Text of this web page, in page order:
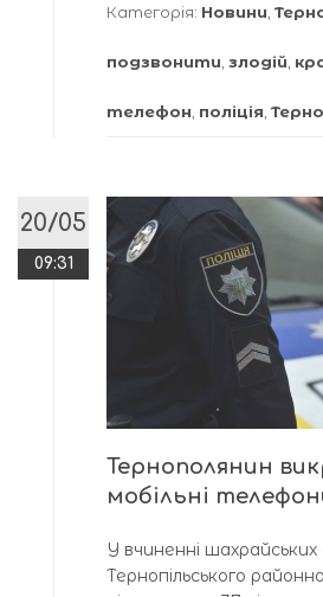
Категорія: Новини
подзвонити злодій
телефон поліція
20/05
09:31
Тернополянин
мобільні
У вчиненні шахрайських
Тернопільського